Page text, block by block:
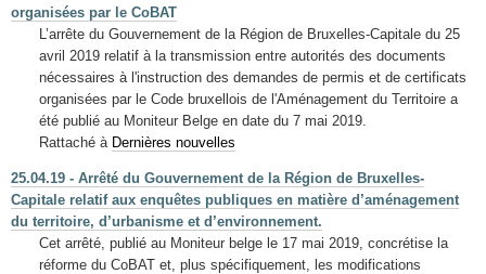
organisées par le CoBAT
L’arrête du Gouvernement de la Région de Bruxelles-Capitale du 25
avril 2019 relatif à la transmission entre autorités des documents
nécessaires à l'instruction des demandes de permis et de certificats
organisées par le Code bruxellois de l'Aménagement du Territoire a
été publié au Moniteur Belge en date du 7 mai 2019.
Rattaché à Dernières nouvelles
25.04.19 - Arrêté du Gouvernement de la Région de Bruxelles-
Capitale relatif aux enquêtes publiques en matière d’aménagement
du territoire, d’urbanisme et d’environnement.
Cet arrêté, publié au Moniteur belge le 17 mai 2019, concrétise la
réforme du CoBAT et, plus spécifiquement, les modifications